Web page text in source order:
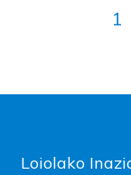
1
Loiolako